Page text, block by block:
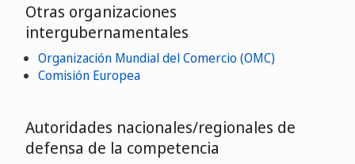
Otras organizaciones
intergubernamentales
Organización Mundial del Comercio (OMC)
Comisión Europea
Autoridades nacionales/regionales de
defensa de la competencia